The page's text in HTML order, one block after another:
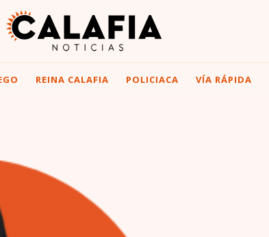
REINA CALAFIA POLICIACA VÍA RÁPIDA